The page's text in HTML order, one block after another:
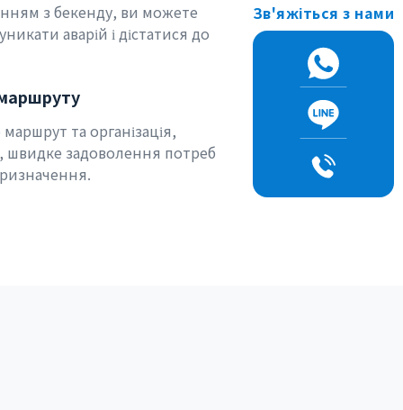
з бекенду, ви можете
аварій і дістатися до
та організація,
швидке задоволення потреб
Зв'яжіться з нами